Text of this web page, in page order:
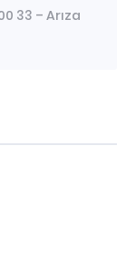
33 – Arıza